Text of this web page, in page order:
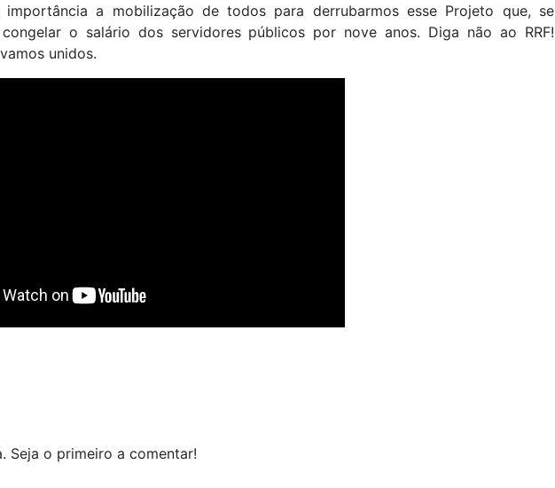
a mobilização de todos para derrubarmos esse Projeto que, se
o salário dos servidores públicos por nove anos. Diga não ao RRF!
unidos.
Seja o primeiro a comentar!